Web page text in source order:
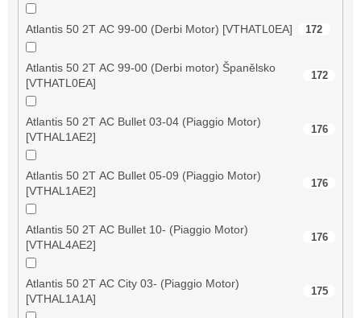
Atlantis 50 2T AC 99-00 (Derbi Motor) [VTHATL0EA] 172
Atlantis 50 2T AC 99-00 (Derbi motor) Španělsko
[VTHATL0EA]
172
Atlantis 50 2T AC Bullet 03-04 (Piaggio Motor)
[VTHAL1AE2]
176
Atlantis 50 2T AC Bullet 05-09 (Piaggio Motor)
[VTHAL1AE2]
176
Atlantis 50 2T AC Bullet 10- (Piaggio Motor)
[VTHAL4AE2]
176
Atlantis 50 2T AC City 03- (Piaggio Motor)
[VTHAL1A1A]
175